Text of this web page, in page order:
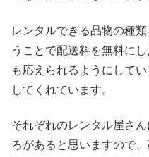
レンタルできる品物の種
うことで配送料を無料に
も応えられるようにして
してくれています。
それぞれのレンタル屋さ
ろがあると思いますので